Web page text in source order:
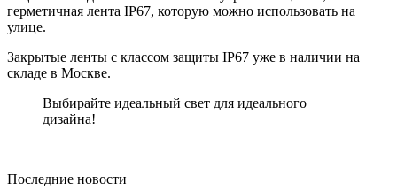
герметичная лента IP67, которую можно использовать на
улице.
Закрытые ленты с классом защиты IP67 уже в наличии на
складе в Москве.
Выбирайте идеальный свет для идеального
дизайна!
Последние новости